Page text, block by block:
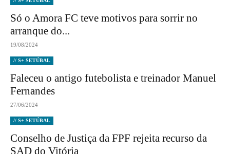
Só o Amora FC teve motivos para sorrir no
arranque do...
19/08/2024
// S+ SETÚBAL
Faleceu o antigo futebolista e treinador Manuel
Fernandes
27/06/2024
// S+ SETÚBAL
Conselho de Justiça da FPF rejeita recurso da
SAD do Vitória